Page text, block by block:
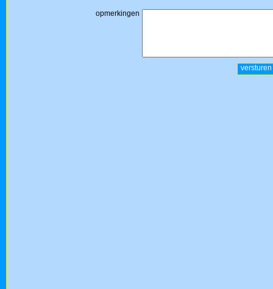
opmerkingen